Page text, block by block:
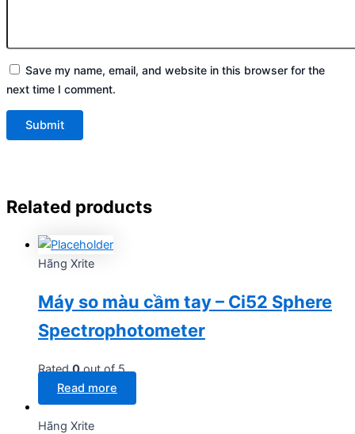
Save my name, email, and website in this browser for the
next time I comment.
Related products
Hãng Xrite
Máy so màu cầm tay – Ci52 Sphere
Spectrophotometer
Rated0out of 5
Read more
Hãng Xrite